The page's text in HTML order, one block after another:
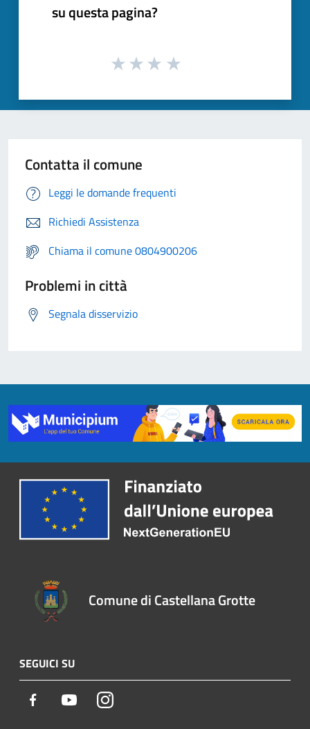
su questa pagina?
Contatta il comune
Leggi le domande frequenti
Richiedi Assistenza
Chiama il comune 0804900206
Problemi in città
Segnala disservizio
Comune di Castellana Grotte
SEGUICI SU
Facebook YoutubeInstagram